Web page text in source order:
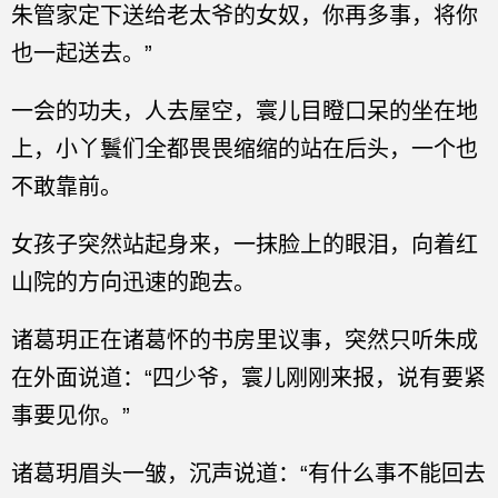
朱管家定下送给老太爷的女奴，你再多事，将你
也一起送去。”
一会的功夫，人去屋空，寰儿目瞪口呆的坐在地
上，小丫鬟们全都畏畏缩缩的站在后头，一个也
不敢靠前。
女孩子突然站起身来，一抹脸上的眼泪，向着红
山院的方向迅速的跑去。
诸葛玥正在诸葛怀的书房里议事，突然只听朱成
在外面说道：“四少爷，寰儿刚刚来报，说有要紧
事要见你。”
诸葛玥眉头一皱，沉声说道：“有什么事不能回去